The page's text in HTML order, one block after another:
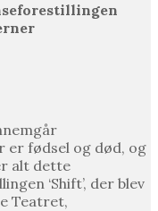
er fødsel og død, og
alt dette
‘Shift’, der blev
Teatret,